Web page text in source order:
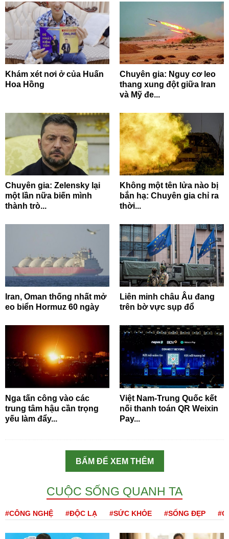
Khám xét nơi ở của Huấn
Hoa Hồng
Chuyên gia: Nguy cơ leo
thang xung đột giữa Iran
và Mỹ đe...
Chuyên gia: Zelensky lại
một lần nữa biến mình
thành trò...
Không một tên lửa nào bị
bắn hạ: Chuyên gia chỉ ra
thời...
Iran, Oman thống nhất mở
eo biển Hormuz 60 ngày
Liên minh châu Âu đang
trên bờ vực sụp đổ
Nga tấn công vào các
trung tâm hậu cần trọng
yếu làm đẩy...
Việt Nam-Trung Quốc kết
nối thanh toán QR Weixin
Pay...
BẤM ĐỂ XEM THÊM
CUỘC SỐNG QUANH TA
#CÔNG NGHỆ #ĐỘC LẠ #SỨC KHỎE #SỐNG ĐẸP